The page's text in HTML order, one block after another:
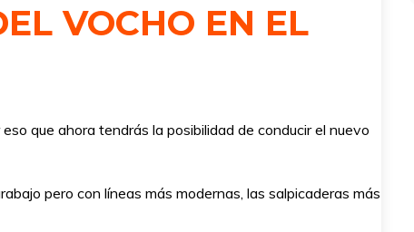
VOCHO EN EL
que ahora tendrás la posibilidad de conducir el nuevo
pero con líneas más modernas, las salpicaderas más